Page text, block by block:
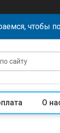
чтобы
О